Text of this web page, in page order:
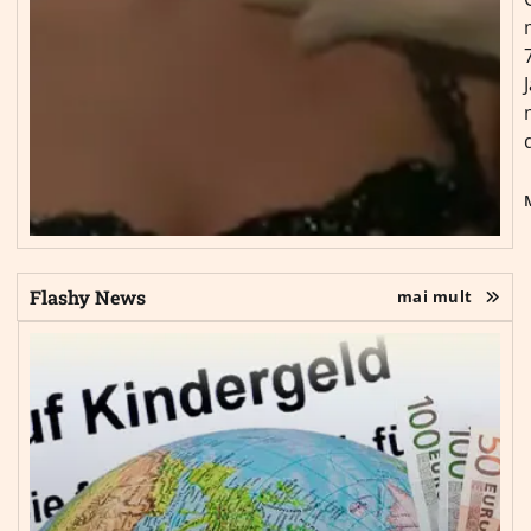
Flashy News mai mult